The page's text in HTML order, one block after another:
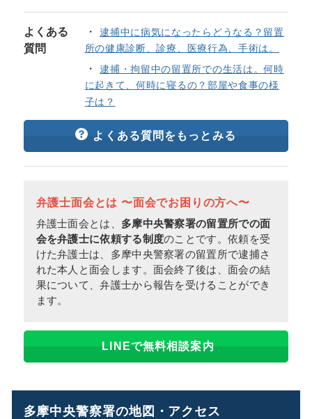
よくある
質問
逮捕中に病気になったらどうなる？留置
所の健康診断、診療、医療行為、手術は。
逮捕・拘留中の留置所での生活は。何時
に起きて、何時に寝るの？部屋や食事の様
子は？
よくある質問をもっとみる
弁護士面会とは 〜面会でお困りの方へ〜
弁護士面会とは、 多摩中央警察署の留置所での面
会を弁護士に依頼する制度のことです。依頼を受
けた弁護士は、多摩中央警察署の留置所で逮捕さ
れた本人と面会します。面会終了後は、面会の結
果について、弁護士から報告を受けることができ
ます。
LINEで無料相談案内
多摩中央警察署の地図・アクセス